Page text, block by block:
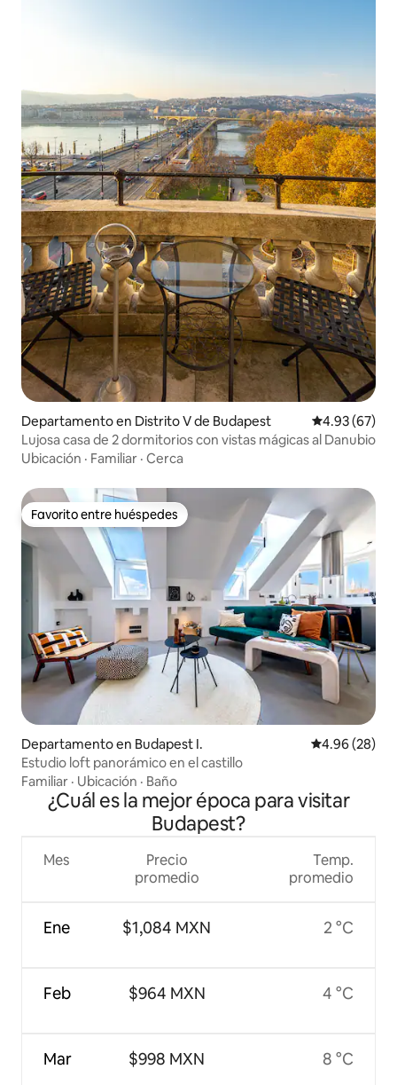
Departamento en Distrito V de Budapest Calificación
4.93 (67)
Lujosa casa de 2 dormitorios con vistas mágicas al Danubio
Ubicación · Familiar · Cerca
Favorito entre huéspedes
Favorito entre huéspedes
Departamento en Budapest I. Calificación
4.96 (28)
Estudio loft panorámico en el castillo
Familiar · Ubicación · Baño
¿Cuál es la mejor época para visitar
Budapest?
Mes
Ene
Feb
Mar
Precio
promedio
$1,084 MXN
$964 MXN
$998 MXN
Temp.
promedio
2 °C
4 °C
8 °C